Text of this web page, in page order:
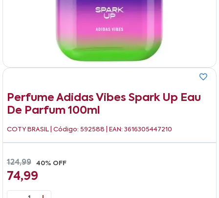
Perfume Adidas Vibes Spark Up Eau
De Parfum 100ml
COTY BRASIL | Código: 592588 | EAN: 3616305447210
124,99 40% OFF
74,99